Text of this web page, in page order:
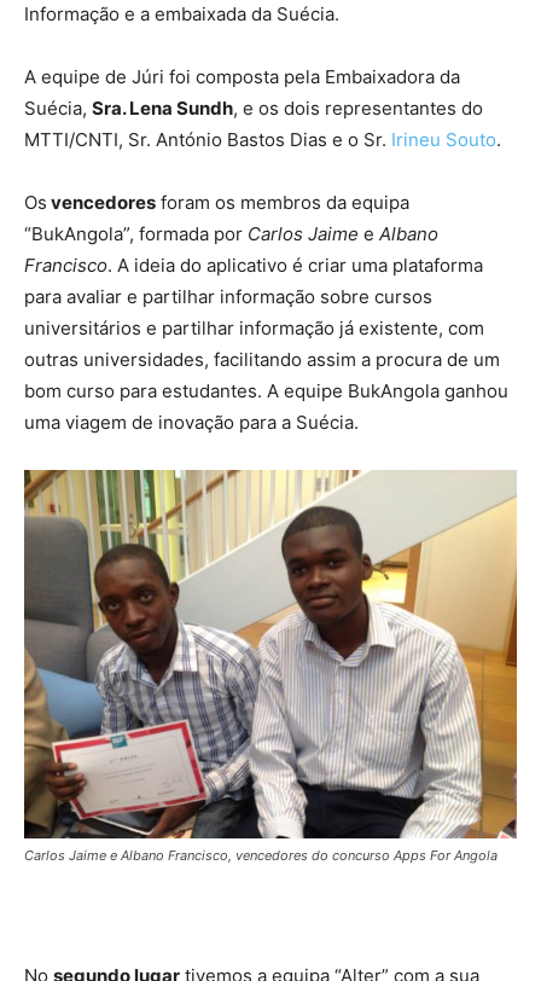
Informação e a embaixada da Suécia.
A equipe de Júri foi composta pela Embaixadora da
Suécia, Sra. Lena Sundh, e os dois representantes do
MTTI/CNTI, Sr. António Bastos Dias e o Sr. Irineu Souto.
Os vencedores foram os membros da equipa
“BukAngola”, formada por Carlos Jaime e Albano
Francisco. A ideia do aplicativo é criar uma plataforma
para avaliar e partilhar informação sobre cursos
universitários e partilhar informação já existente, com
outras universidades, facilitando assim a procura de um
bom curso para estudantes. A equipe BukAngola ganhou
uma viagem de inovação para a Suécia.
Carlos Jaime e Albano Francisco, vencedores do concurso Apps For Angola
No segundo lugar tivemos a equipa “Alter” com a sua